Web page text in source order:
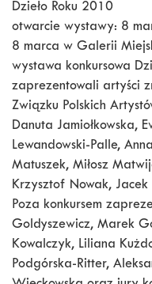
Dzieło Roku 2010
otwarcie wystawy: 8
8 marca w Galerii
wystawa konkursowa
zaprezentowali artyści
Związku Polskich
Danuta Jamiołkowska,
Lewandowski-Palle,
Matuszek, Miłosz
Krzysztof Nowak, Jacek
Poza konkursem
Goldyszewicz, Marek
Kowalczyk, Liliana
Podgórska-Ritter,